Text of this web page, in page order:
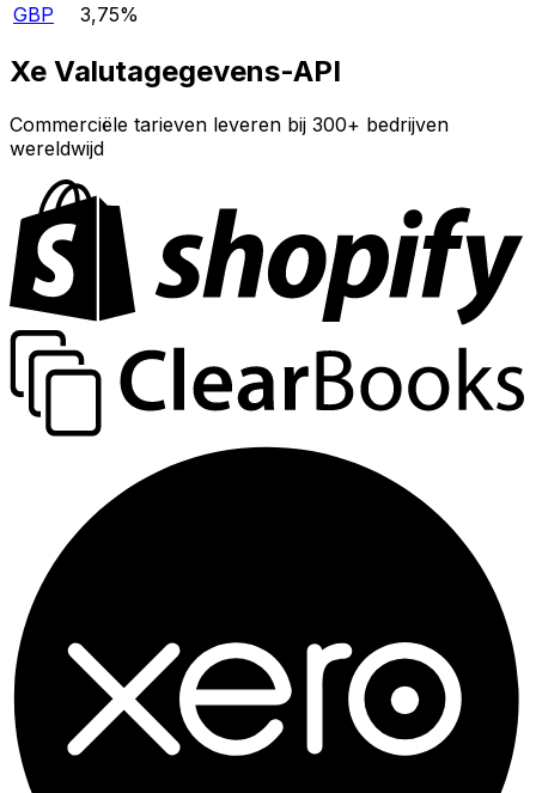
GBP
3,75%
Xe Valutagegevens-API
Commerciële tarieven leveren bij 300+ bedrijven
wereldwijd